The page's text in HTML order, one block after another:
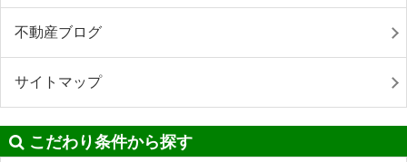
不動産ブログ
サイトマップ
こだわり条件から探す